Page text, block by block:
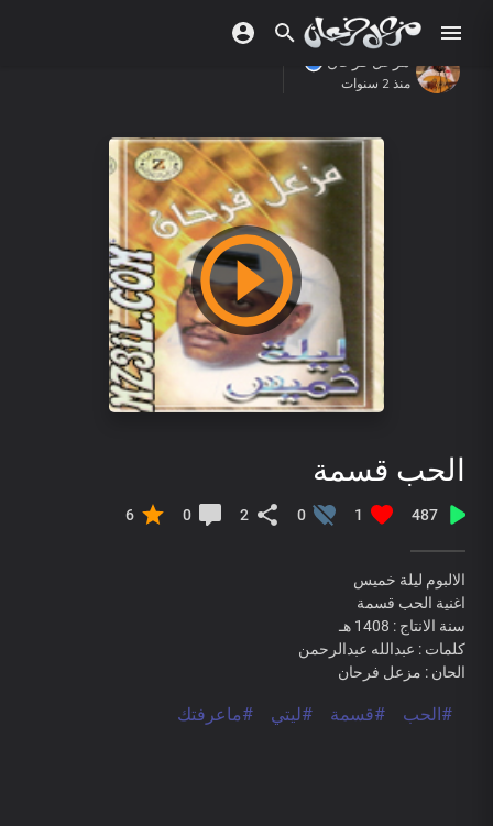
منذ 2 سنوات
الحب قسمة
487
1
0
2
0
6
الالبوم ليلة خميس
اغنية الحب قسمة
سنة الانتاج : 1408 هـ
كلمات : عبدالله عبدالرحمن
الحان : مزعل فرحان
#الحب #قسمة #ليتي #ماعرفتك